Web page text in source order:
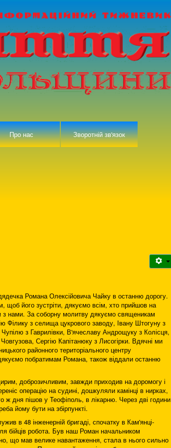
Про нас Зворотній зв'язок
Романа Олексійовича Чайку в останню дорогу.
його зустріти, дякуємо всім, хто прийшов на
з нами. За соборну молитву дякуємо священикам
з селища цукрового заводу, Івану Штогуну з
з Гаврилівки, В'ячеславу Андрощуку з Колісця,
Сергію Капітанюку з Лисогірки. Вдячні ми
районного територіального центру
побратимам Романа, також віддали останню
доброзичливим, завжди приходив на доромогу і
операцію на судині, дошкуляли камінці в нирках,
ж дня пішов у Теофіполь, в лікарню. Через дві години
йому бути на збірпункті.
в 48 інженерній бригаді, спочатку в Кам'янці-
бійців робота. Був наш Роман начальником
що мав велике навантаження, стала в нього сильно